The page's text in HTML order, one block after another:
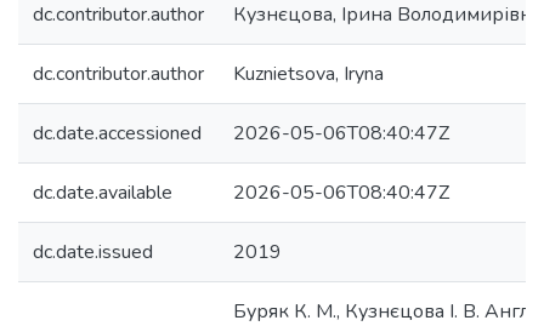
dc.contributor.author Кузнєцова, Ірина Володимирівна
dc.contributor.author Kuznietsova, Iryna
dc.date.accessioned 2026-05-06T08:40:47Z
dc.date.available 2026-05-06T08:40:47Z
dc.date.issued 2019
Буряк К. М., Кузнєцова І. В.